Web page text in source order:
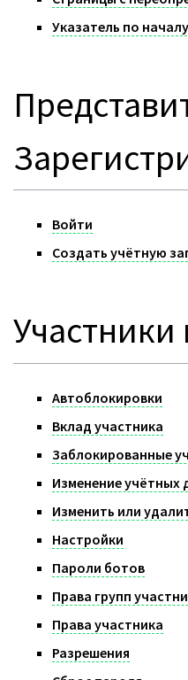
Указатель по
Войти
Создать учётную
Участники
Автоблокировки
Вклад участника
Заблокированные
Изменение учётных
Изменить или
Настройки
Пароли ботов
Права групп
Права участника
Разрешения